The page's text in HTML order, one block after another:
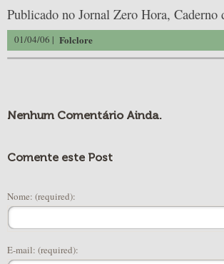
Publicado no Jornal Zero Hora,
01/04/06 | Folclore
Nenhum Comentário Ainda.
Comente este Post
Nome: (required):
E-mail: (required):